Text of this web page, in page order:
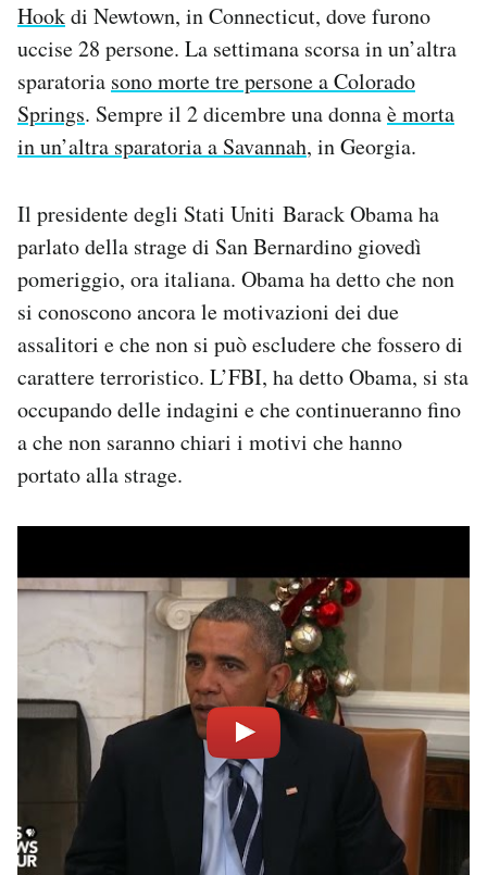
Hookdi Newtown, in Connecticut, dove furono
uccise 28 persone. La settimana scorsa in un’altra
sparatoria sono morte tre persone a Colorado
Springs. Sempre il 2 dicembre una donnaè morta
in un’altra sparatoria a Savannah, in Georgia.
Il presidente degli Stati Uniti Barack Obama ha
parlato della strage di San Bernardino giovedì
pomeriggio, ora italiana. Obama ha detto che non
si conoscono ancora le motivazioni dei due
assalitori e che non si può escludere che fossero di
carattere terroristico. L’FBI, ha detto Obama, si sta
occupando delle indagini e che continueranno fino
a che non saranno chiari i motivi che hanno
portato alla strage.